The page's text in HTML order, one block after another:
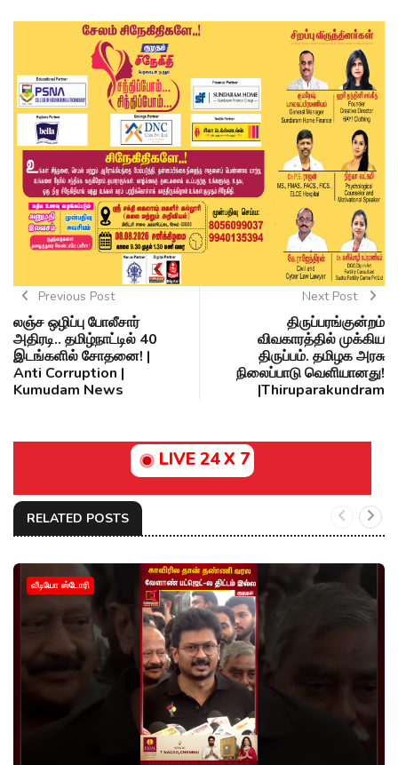
Previous Post
லஞ்ச ஒழிப்பு போலீசார்
அதிரடி.. தமிழ்நாட்டில் 40
இடங்களில் சோதனை! |
Anti Corruption |
Kumudam News
Next Post
திருப்பரங்குன்றம்
விவகாரத்தில் முக்கிய
திருப்பம். தமிழக அரசு
நிலைப்பாடு வெளியானது!
|Thiruparakundram
LIVE 24 X 7
RELATED POSTS
வீடியோ ஸ்டோரி